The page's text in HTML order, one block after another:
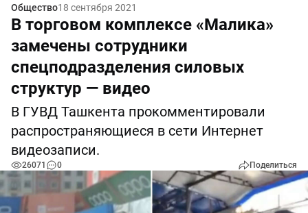
Общество18 сентября 2021
В торговом комплексе «Малика»
замечены сотрудники
спецподразделения силовых
структур — видео
В ГУВД Ташкента прокомментировали
распространяющиеся в сети Интернет
видеозаписи.
26071 0 Поделиться